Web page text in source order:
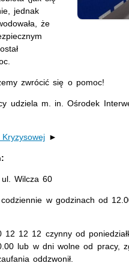
jednak
że
zwrócić się o pomoc!
udziela m. in. Ośrodek
►
Wilcza 60
w godzinach od
12 12 12 czynny od
lub w dni wolne od pracy,
oddzwonił.